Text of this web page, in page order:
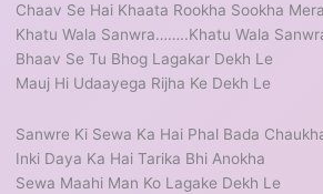
Chaav Se Hai Khaata Rookha Sookha
Khatu Wala Sanwra……..Khatu Wala
Bhaav Se Tu Bhog Lagakar Dekh Le
Mauj Hi Udaayega Rijha Ke Dekh Le
Sanwre Ki Sewa Ka Hai Phal Bada
Inki Daya Ka Hai Tarika Bhi Anokha
Sewa Maahi Man Ko Lagake Dekh Le